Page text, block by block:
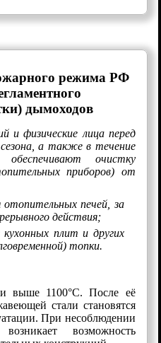
режима РФ
дымоходов
и физические лица перед
а также в течение
обеспечивают очистку
приборов) от
отопительных печей, за
действия;
плит и других
топки.
выше 1100°С. После её
стали становятся
При несоблюдении
возможность